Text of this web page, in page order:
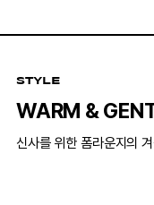
STYLE
WARM &
신사를 위한 폼라운지의